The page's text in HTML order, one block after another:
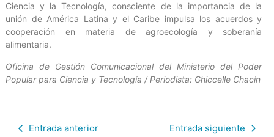
Ciencia y la Tecnología, consciente de la importancia de la
unión de América Latina y el Caribe impulsa los acuerdos y
cooperación en materia de agroecología y soberanía
alimentaria.
Oficina de Gestión Comunicacional del Ministerio del Poder
Popular para Ciencia y Tecnología / Periodista: Ghiccelle Chacín
Entrada anterior Entrada siguiente